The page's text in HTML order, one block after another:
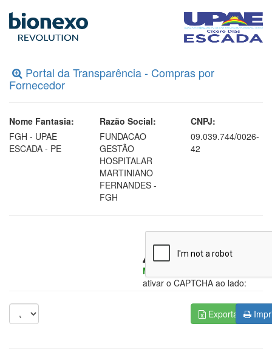
Portal da Transparência - Compras por
Fornecedor
Nome Fantasia:
FGH - UPAE
ESCADA - PE
Razão Social:
FUNDACAO
GESTÃO
HOSPITALAR
MARTINIANO
FERNANDES -
FGH
CNPJ:
09.039.744/0026-
42
Para habilitar o botão
Mapa de Cotações
ativar o CAPTCHA ao lado:
Exportar para